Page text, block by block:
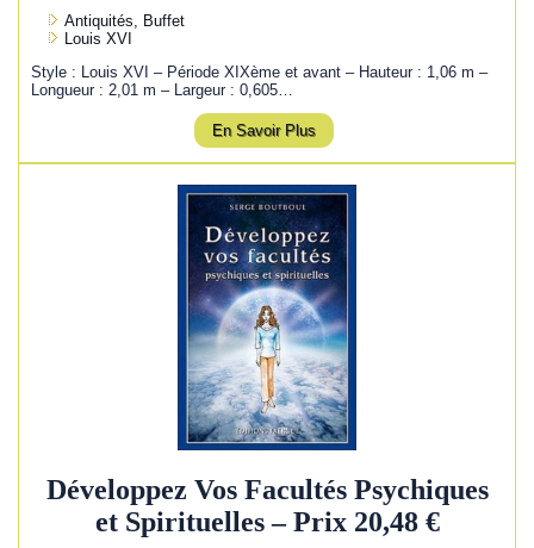
Antiquités, Buffet
Louis XVI
Style : Louis XVI – Période XIXème et avant – Hauteur : 1,06 m –
Longueur : 2,01 m – Largeur : 0,605…
En Savoir Plus
Développez Vos Facultés Psychiques
et Spirituelles – Prix 20,48 €